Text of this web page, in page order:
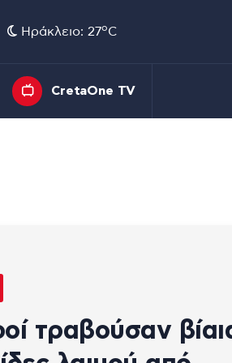
Ηράκλειο: 27oC
CretaOne TV
τραβούσαν